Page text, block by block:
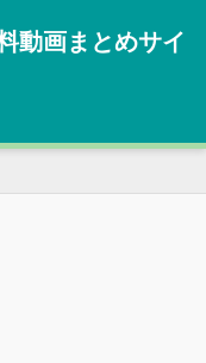
動画まとめサイ